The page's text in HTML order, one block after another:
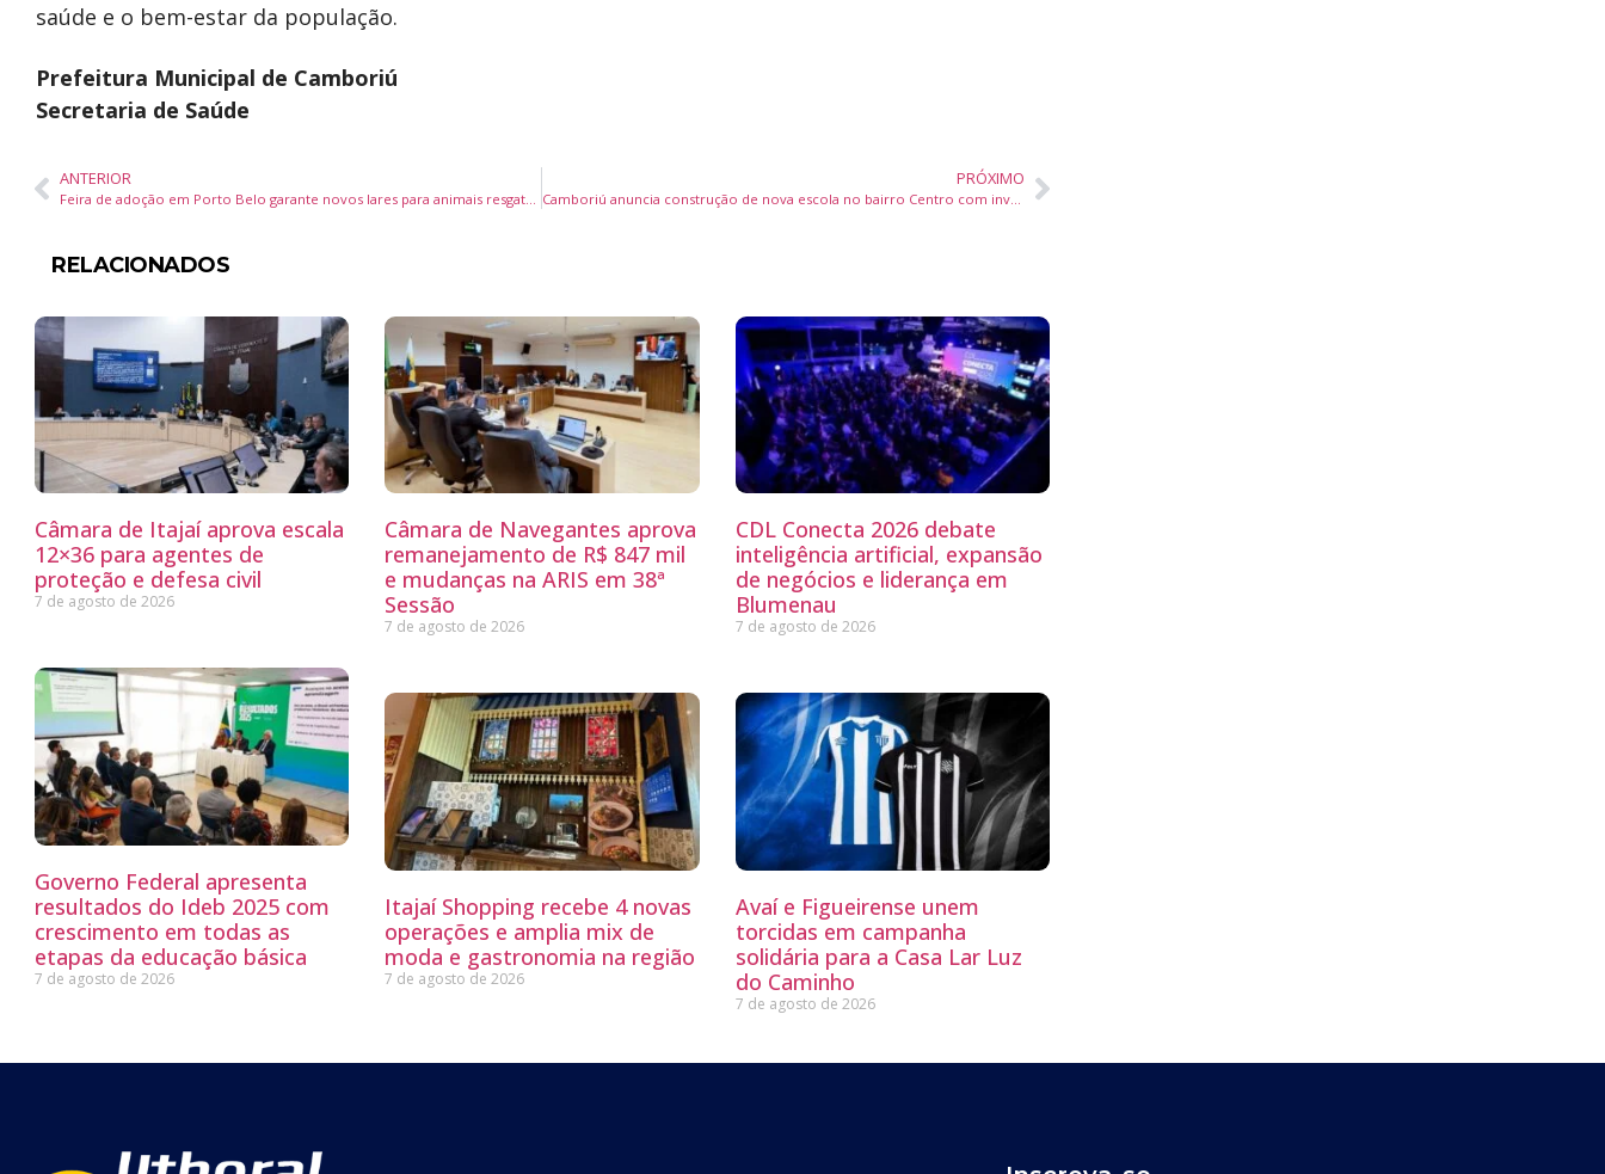
saúde e o bem-estar da população.
Prefeitura Municipal de Camboriú
Secretaria de Saúde
ANTERIOR
Feira de adoção em Porto Belo garante novos lares para animais resgatados
PRÓXIMO
Camboriú anuncia construção de nova escola no bairro Centro com investimento de R$ 2,2 milhões
RELACIONADOS
Câmara de Itajaí aprova escala
12×36 para agentes de
proteção e defesa civil
7 de agosto de 2026
Câmara de Navegantes aprova
remanejamento de R$ 847 mil
e mudanças na ARIS em 38ª
Sessão
7 de agosto de 2026
CDL Conecta 2026 debate
inteligência artificial, expansão
de negócios e liderança em
Blumenau
7 de agosto de 2026
Governo Federal apresenta
resultados do Ideb 2025 com
crescimento em todas as
etapas da educação básica
7 de agosto de 2026
Itajaí Shopping recebe 4 novas
operações e amplia mix de
moda e gastronomia na região
7 de agosto de 2026
Avaí e Figueirense unem
torcidas em campanha
solidária para a Casa Lar Luz
do Caminho
7 de agosto de 2026